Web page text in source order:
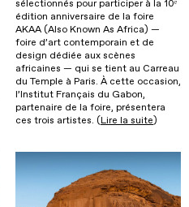
sélectionnés pour participer à la 10ᵉ
édition anniversaire de la foire
AKAA (Also Known As Africa) —
foire d’art contemporain et de
design dédiée aux scènes
africaines — qui se tient au Carreau
du Temple à Paris. À cette occasion,
l’Institut Français du Gabon,
partenaire de la foire, présentera
ces trois artistes. (Lire la suite)